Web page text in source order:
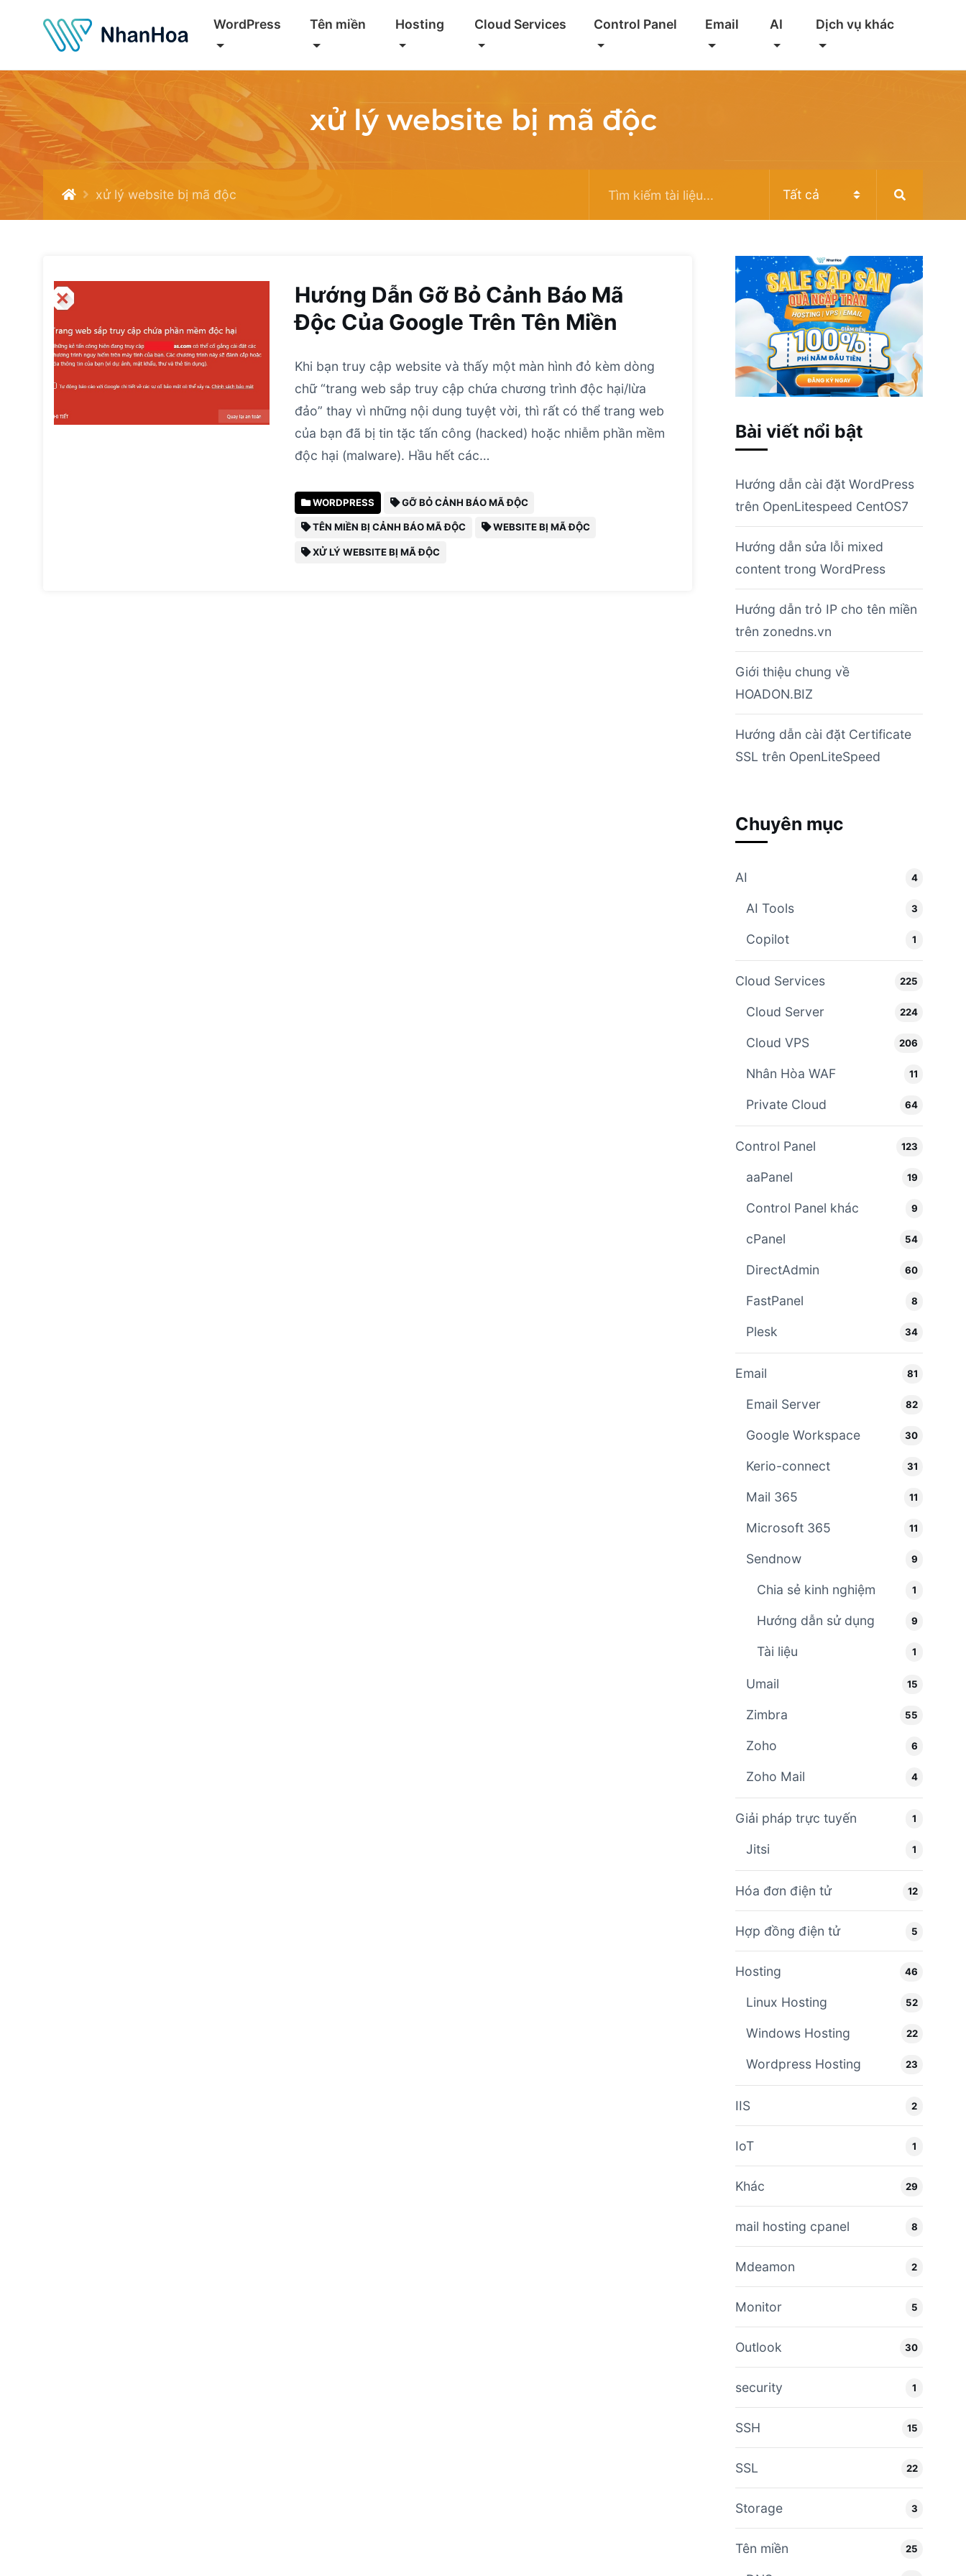
WordPress Tên miền Hosting Cloud Services Control Panel Email AI Dịch vụ khác
xử lý website bị mã độc
xử lý website bị mã độc
Hướng Dẫn Gỡ Bỏ Cảnh Báo Mã
Độc Của Google Trên Tên Miền
Khi bạn truy cập website và thấy một màn hình đỏ kèm dòng
chữ “trang web sắp truy cập chứa chương trình độc hại/lừa
đảo” thay vì những nội dung tuyệt vời, thì rất có thể trang web
của bạn đã bị tin tặc tấn công (hacked) hoặc nhiễm phần mềm
độc hại (malware). Hầu hết các…
WORDPRESS GỠ BỎ CẢNH BÁO MÃ ĐỘC
TÊN MIỀN BỊ CẢNH BÁO MÃ ĐỘC WEBSITE BỊ MÃ ĐỘC
XỬ LÝ WEBSITE BỊ MÃ ĐỘC
Bài viết nổi bật
Hướng dẫn cài đặt WordPress
trên OpenLitespeed CentOS7
Hướng dẫn sửa lỗi mixed
content trong WordPress
Hướng dẫn trỏ IP cho tên miền
trên zonedns.vn
Giới thiệu chung về
HOADON.BIZ
Hướng dẫn cài đặt Certificate
SSL trên OpenLiteSpeed
Chuyên mục
AI 4
AI Tools 3
Copilot 1
Cloud Services 225
Cloud Server 224
Cloud VPS 206
Nhân Hòa WAF 11
Private Cloud 64
Control Panel 123
aaPanel 19
Control Panel khác 9
cPanel 54
DirectAdmin 60
FastPanel 8
Plesk 34
Email 81
Email Server 82
Google Workspace 30
Kerio-connect 31
Mail 365 11
Microsoft 365 11
Sendnow 9
Chia sẻ kinh nghiệm 1
Hướng dẫn sử dụng 9
Tài liệu 1
Umail 15
Zimbra 55
Zoho 6
Zoho Mail 4
Giải pháp trực tuyến 1
Jitsi 1
Hóa đơn điện tử 12
Hợp đồng điện tử 5
Hosting 46
Linux Hosting 52
Windows Hosting 22
Wordpress Hosting 23
IIS 2
IoT 1
Khác 29
mail hosting cpanel 8
Mdeamon 2
Monitor 5
Outlook 30
security 1
SSH 15
SSL 22
Storage 3
Tên miền 25